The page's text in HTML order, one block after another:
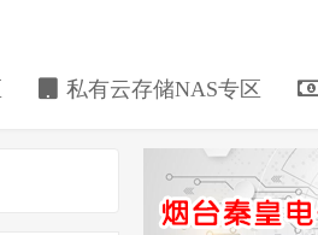
私有云存储NAS专区